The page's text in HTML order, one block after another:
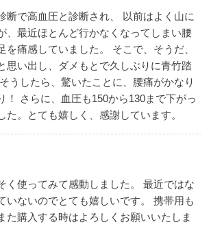
断で高血圧と診断され、
以前はよく山に
、最近ほとんど行かなくなってしまい腰
を痛感していました。
そこで、そうだ、
思い出し、ダメもとで久しぶりに青竹踏
そうしたら、驚いたことに、腰痛がかなり
！
さらに、血圧も150から130まで下がっ
た。とても嬉しく、感謝しています。
く使ってみて感動しました。
最近ではな
いないのでとても嬉しいです。
携帯用も
た購入する時はよろしくお願いいたしま